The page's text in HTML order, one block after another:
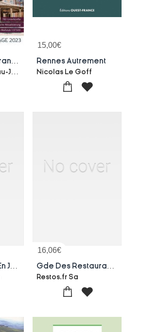
15,00€
Rennes Autrement
Nicolas Le Goff
16,06€
Restos.fr Sa